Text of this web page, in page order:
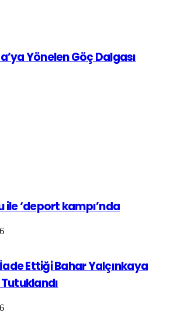
Yönelen Göç Dalgası
ile ‘deport kampı’nda
Ettiği Bahar Yalçınkaya